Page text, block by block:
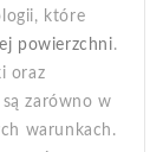
które
powierzchni.
oraz
zarówno w
warunkach.